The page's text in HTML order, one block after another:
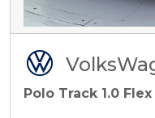
Polo Track 1.0 Flex